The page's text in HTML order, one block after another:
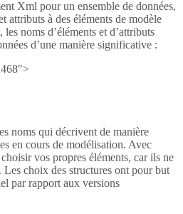
Xml pour un ensemble de données,
attributs à des éléments de modèle
noms d’éléments et d’attributs
d’une manière significative :
noms qui décrivent de manière
en cours de modélisation. Avec
vos propres éléments, car ils ne
choix des structures ont pour but
par rapport aux versions